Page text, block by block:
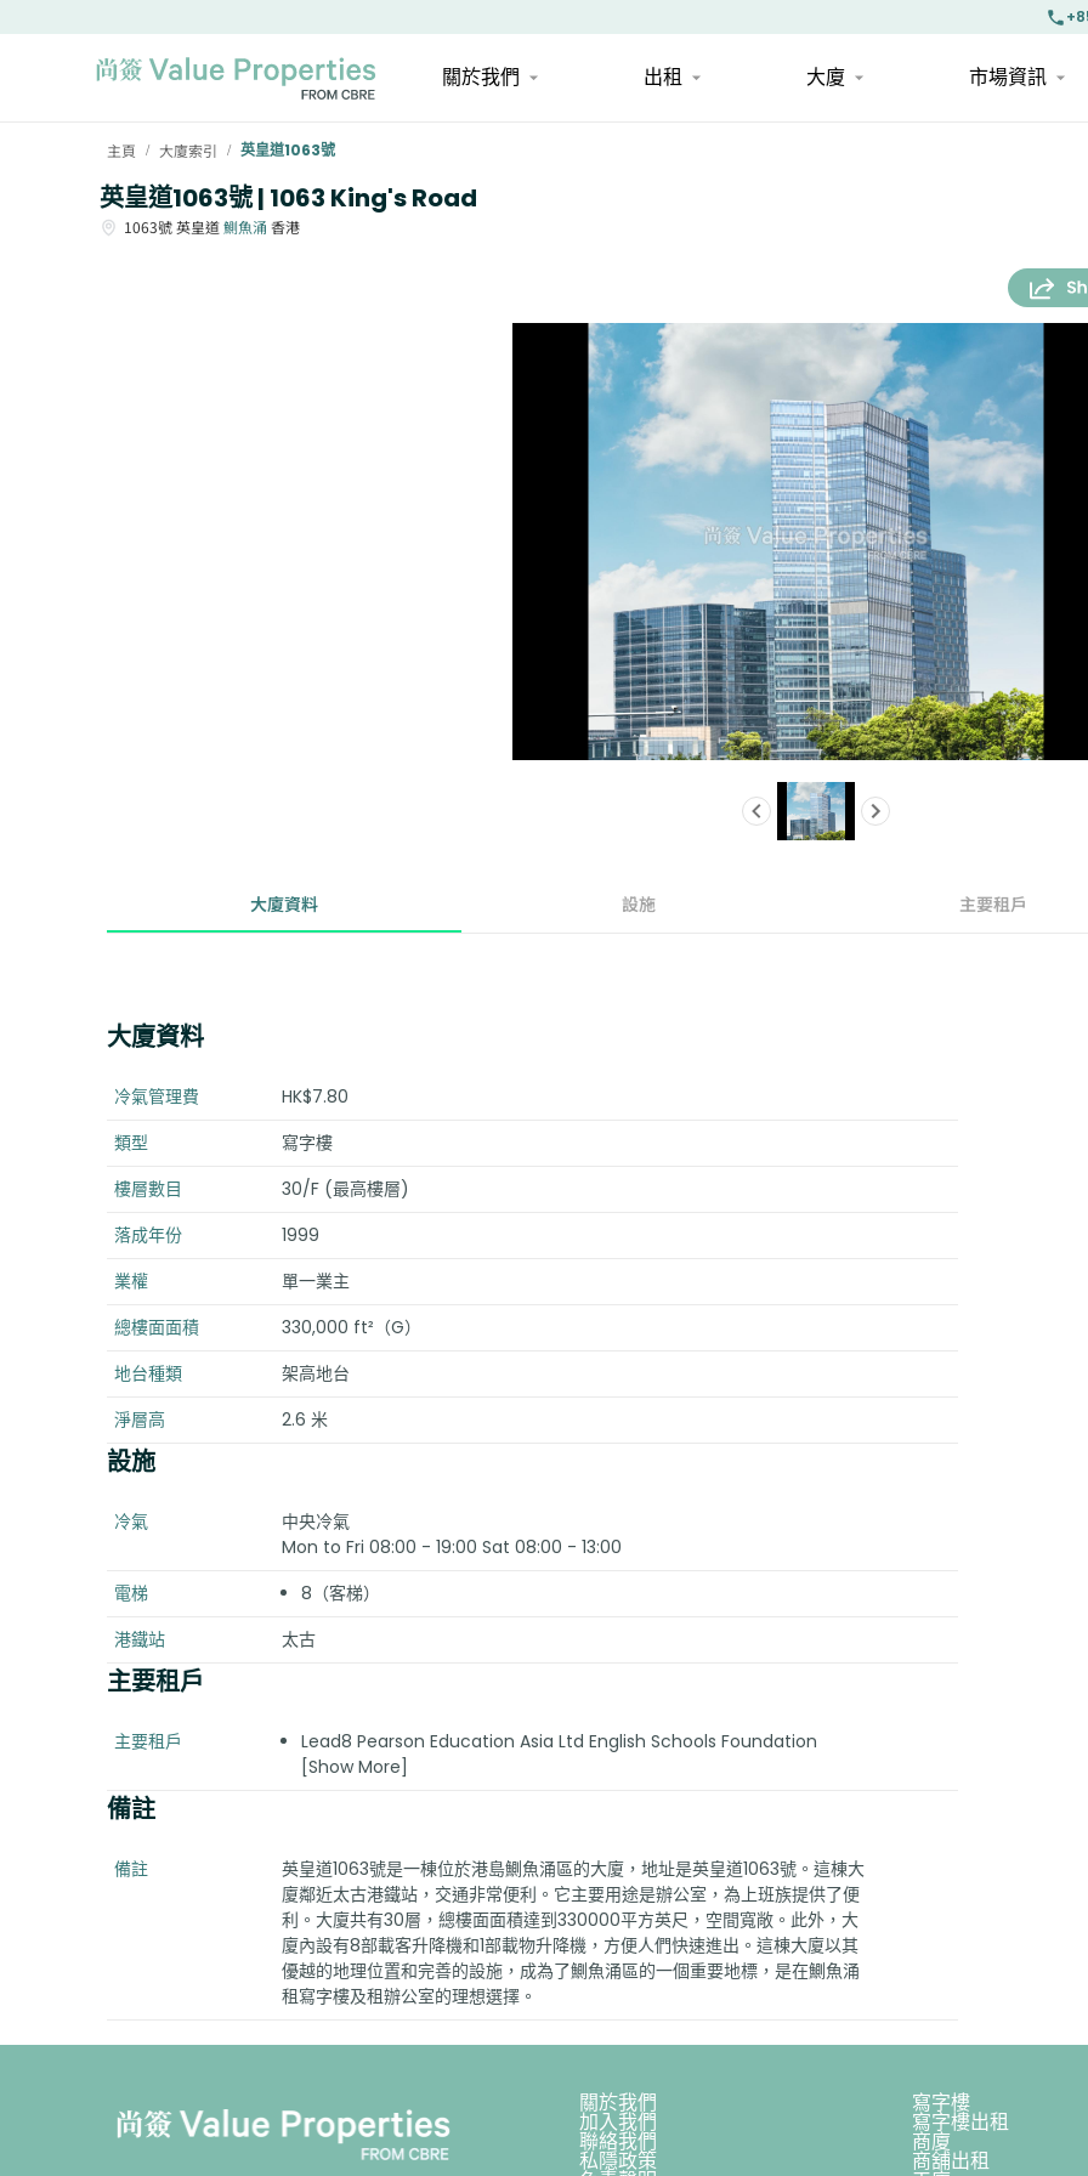
關於我們 出租 大廈 市場資訊
主頁 / 大廈索引 / 英皇道1063號
英皇道1063號 | 1063 King's Road
1063號英皇道鰂魚涌 香港
大廈資料 設施 主要租戶
大廈資料
冷氣管理費
HK$7.80
類型
寫字樓
樓層數目
30/F (最高樓層)
落成年份
1999
業權
單一業主
總樓面面積
330,000 ft²（G）
地台種類
架高地台
淨層高
2.6 米
設施
冷氣
中央冷氣
Mon to Fri 08:00 - 19:00 Sat 08:00 - 13:00
電梯
8（客梯）
港鐵站
太古
主要租戶
主要租戶
Lead8 Pearson Education Asia Ltd English Schools Foundation
[Show More]
備註
備註
英皇道1063號是一棟位於港島鰂魚涌區的大廈，地址是英皇道1063號。這棟大
廈鄰近太古港鐵站，交通非常便利。它主要用途是辦公室，為上班族提供了便
利。大廈共有30層，總樓面面積達到330000平方英尺，空間寬敞。此外，大
廈內設有8部載客升降機和1部載物升降機，方便人們快速進出。這棟大廈以其
優越的地理位置和完善的設施，成為了鰂魚涌區的一個重要地標，是在鰂魚涌
租寫字樓及租辦公室的理想選擇。
關於我們 寫字樓
加入我們 寫字樓出租
聯絡我們 商廈
私隱政策 商舖出租